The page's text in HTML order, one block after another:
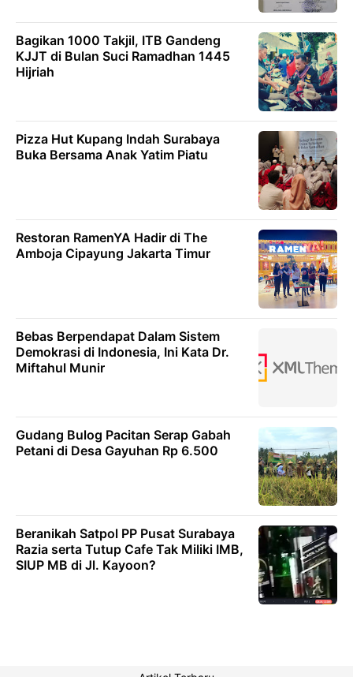
Bagikan 1000 Takjil, ITB Gandeng
KJJT di Bulan Suci Ramadhan 1445
Hijriah
Pizza Hut Kupang Indah Surabaya
Buka Bersama Anak Yatim Piatu
Restoran RamenYA Hadir di The
Amboja Cipayung Jakarta Timur
Bebas Berpendapat Dalam Sistem
Demokrasi di Indonesia, Ini Kata Dr.
Miftahul Munir
Gudang Bulog Pacitan Serap Gabah
Petani di Desa Gayuhan Rp 6.500
Beranikah Satpol PP Pusat Surabaya
Razia serta Tutup Cafe Tak Miliki IMB,
SIUP MB di Jl. Kayoon?